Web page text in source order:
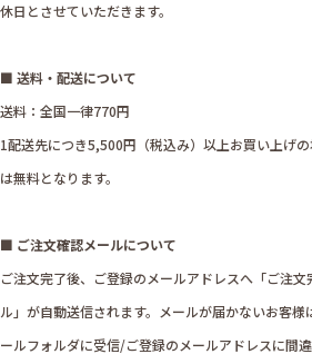
休日とさせていただきます。
■ 送料・配送について
送料：全国一律770円
1配送先につき5,500円（税込み）以上お買い上げ
は無料となります。
■ ご注文確認メールについて
ご注文完了後、ご登録のメールアドレスへ「ご注文
ル」が自動送信されます。メールが届かないお客様
ールフォルダに受信/ご登録のメールアドレスに間